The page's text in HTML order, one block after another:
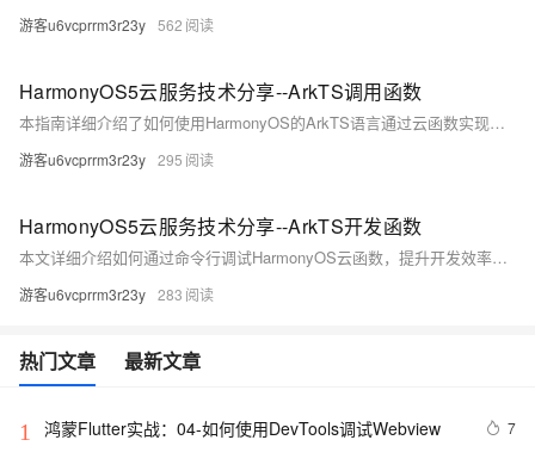
游客u6vcprrm3r23y 562
HarmonyOS5云服务技术分享--ArkTS调用函数
本指南详细介绍了如何使用HarmonyOS的ArkTS语言通过云函数实现文件获取功能。从前期准备到核心四步（创建HTTP触发器、获取关键信息、编写调用代码、处理返回数据），手把手教你轻松上手。文中提供完整代码模板，包含基础与高级配置示例，并分享实战技巧和避坑指南，助你高效开发！适合初学者入门，快来尝试吧！
游客u6vcprrm3r23y 295
HarmonyOS5云服务技术分享--ArkTS开发函数
本文详细介绍如何通过命令行调试HarmonyOS云函数，提升开发效率。支持Node.js 14.x/18.x与Java 1.8环境，提供HTTP触发器调用及持续开发支持。内容涵盖准备工作、五步调试法（环境配置、编写测试函数、启动本地调试、发送测试请求、高级调试技巧）以及避坑指南。最后分享部署上线与小贴士，助你轻松调试云函数，节省时间！
游客u6vcprrm3r23y 283
热门文章 最新文章
1 鸿蒙Flutter实战：04-如何使用DevTools调试Webview 7